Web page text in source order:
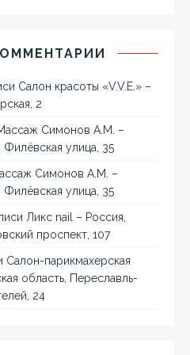
Салон красоты «V.V.E.» –
2
Симонов А.М. –
улица, 35
Симонов А.М. –
улица, 35
Ликс nail – Россия,
проспект, 107
Салон-парикмахерская
область, Переславль-
24